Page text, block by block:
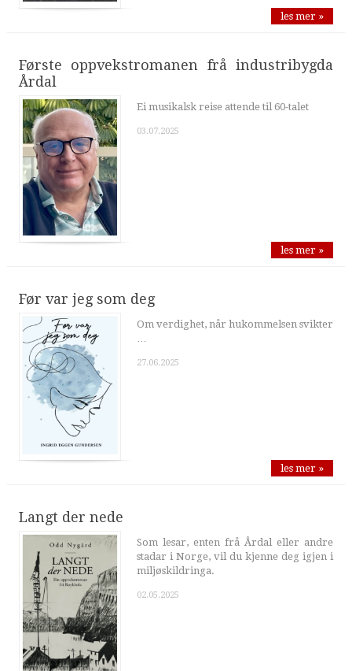
les mer »
Første oppvekstromanen frå industribygda
Årdal
Ei musikalsk reise attende til 60-talet
03.07.2025
les mer »
Før var jeg som deg
Om verdighet, når hukommelsen svikter
…
27.06.2025
les mer »
Langt der nede
Som lesar, enten frå Årdal eller andre
stadar i Norge, vil du kjenne deg igjen i
miljøskildringa.
02.05.2025